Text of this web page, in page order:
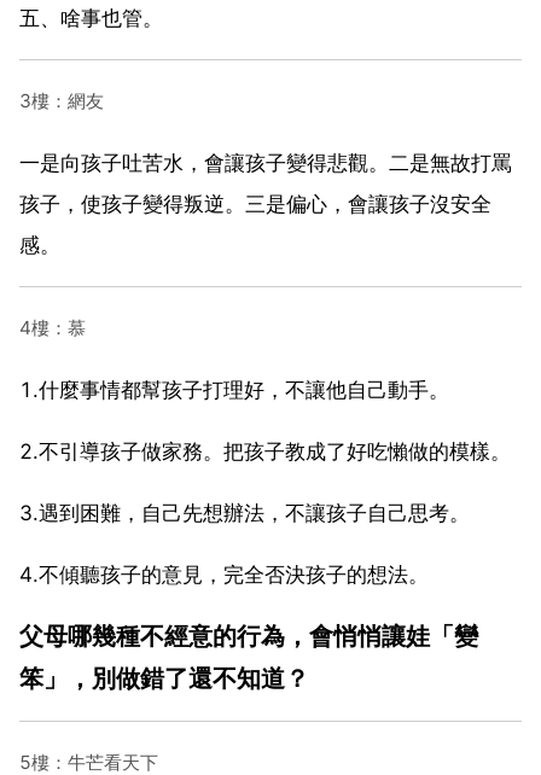
五、啥事也管。
3樓：網友
一是向孩子吐苦水，會讓孩子變得悲觀。二是無故打罵
孩子，使孩子變得叛逆。三是偏心，會讓孩子沒安全
感。
4樓：慕
1.什麼事情都幫孩子打理好，不讓他自己動手。
2.不引導孩子做家務。把孩子教成了好吃懶做的模樣。
3.遇到困難，自己先想辦法，不讓孩子自己思考。
4.不傾聽孩子的意見，完全否決孩子的想法。
父母哪幾種不經意的行為，會悄悄讓娃「變
笨」，別做錯了還不知道？
5樓：牛芒看天下